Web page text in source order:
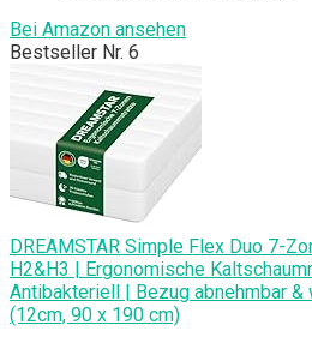
Bei Amazon ansehen
Bestseller Nr. 6
DREAMSTAR Simple Flex Duo 7-
H2&H3 | Ergonomische
Antibakteriell | Bezug abnehmbar
(12cm, 90 x 190 cm)